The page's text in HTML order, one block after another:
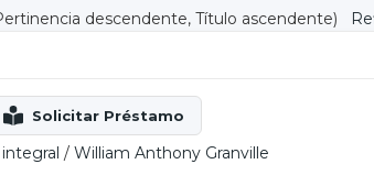
descendente, Título ascendente)
/ William Anthony Granville